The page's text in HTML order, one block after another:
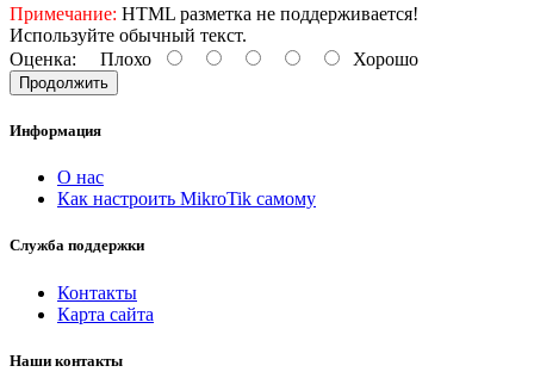
Примечание: HTML разметка не поддерживается!
Используйте обычный текст.
Оценка: Плохо Хорошо
Продолжить
Информация
О нас
Как настроить MikroTik самому
Служба поддержки
Контакты
Карта сайта
Наши контакты